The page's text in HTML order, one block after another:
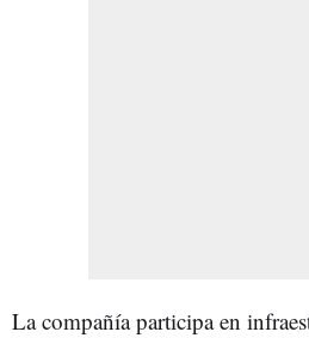
La compañía participa en